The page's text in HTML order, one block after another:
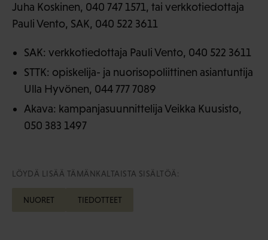
Juha Koskinen, 040 747 1571, tai verkkotiedottaja
Pauli Vento, SAK, 040 522 3611
SAK: verkkotiedottaja Pauli Vento, 040 522 3611
STTK: opiskelija- ja nuorisopoliittinen asiantuntija
Ulla Hyvönen, 044 777 7089
Akava: kampanjasuunnittelija Veikka Kuusisto,
050 383 1497
LÖYDÄ LISÄÄ TÄMÄNKALTAISTA SISÄLTÖÄ:
NUORET TIEDOTTEET